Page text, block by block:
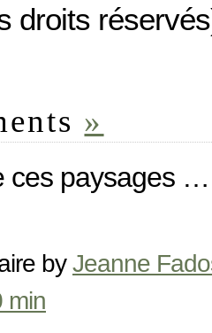
droits
»
ces paysages
byJeanne
min